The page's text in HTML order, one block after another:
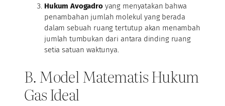
Hukum Avogadroyang menyatakan bahwa
penambahan jumlah molekul yang berada
dalam sebuah ruang tertutup akan menambah
jumlah tumbukan dari antara dinding ruang
setia satuan waktunya.
B. Model Matematis Hukum
Gas Ideal